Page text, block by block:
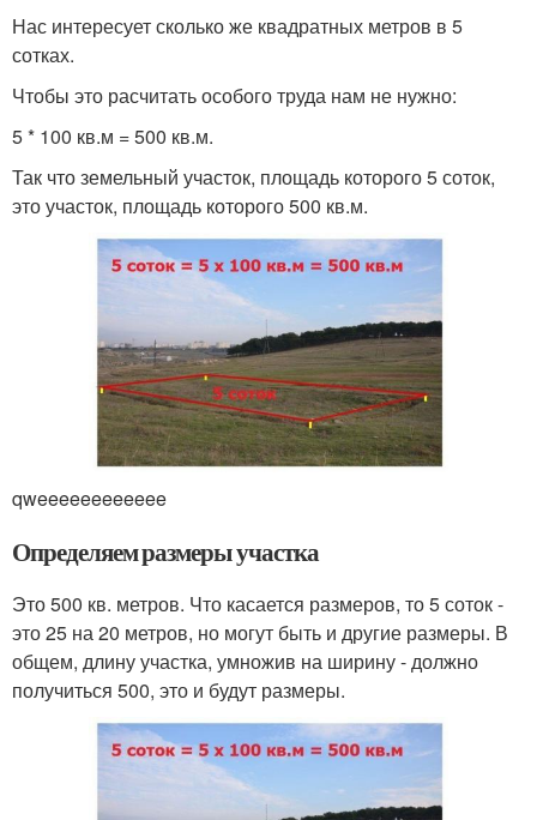
Нас интересует сколько же квадратных метров в 5
сотках.
Чтобы это расчитать особого труда нам не нужно:
5 * 100 кв.м = 500 кв.м.
Так что земельный участок, площадь которого 5 соток,
это участок, площадь которого 500 кв.м.
qweeeeeeeeeeee
Определяем размеры участка
Это 500 кв. метров. Что касается размеров, то 5 соток -
это 25 на 20 метров, но могут быть и другие размеры. В
общем, длину участка, умножив на ширину - должно
получиться 500, это и будут размеры.